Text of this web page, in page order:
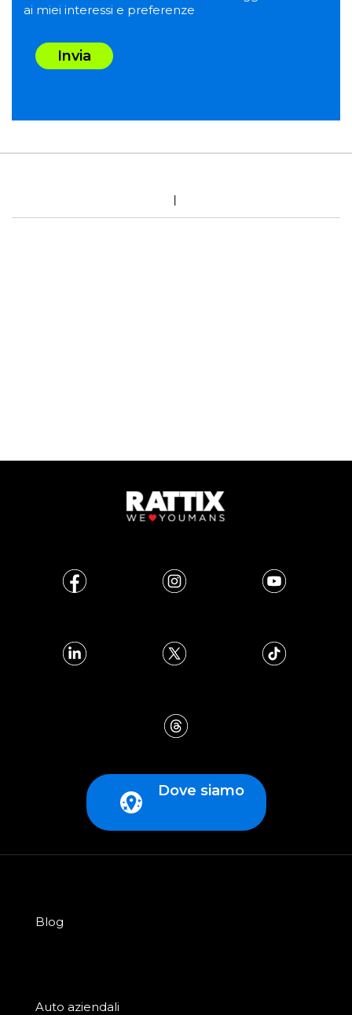
ai miei interessi e preferenze
Invia
Dove siamo
Blog
Auto aziendali